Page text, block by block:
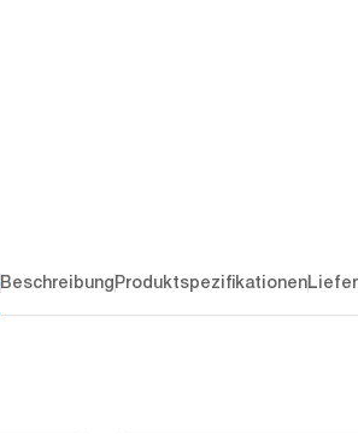
BeschreibungProduktspezifikationen